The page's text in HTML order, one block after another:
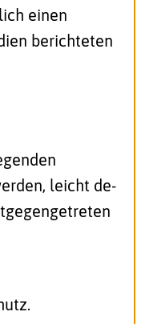
einen
berichteten
leicht de-